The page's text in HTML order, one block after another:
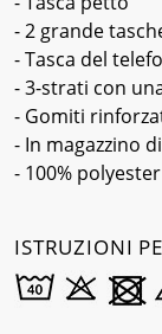
- 2 grande
- Tasca del
- 3-strati con
- Gomiti
- In magazzino
- 100% polyester
ISTRUZIONI